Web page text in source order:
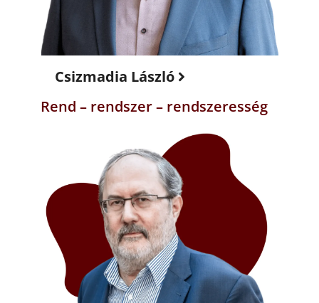
Csizmadia László
Rend – rendszer – rendszeresség